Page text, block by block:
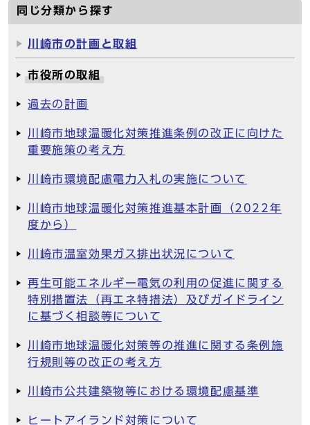
同じ分類から探す
川崎市の計画と取組
市役所の取組
過去の計画
川崎市地球温暖化対策推進条例の改正に向けた
重要施策の考え方
川崎市環境配慮電力入札の実施について
川崎市地球温暖化対策推進基本計画（2022年
度から）
川崎市温室効果ガス排出状況について
再生可能エネルギー電気の利用の促進に関する
特別措置法（再エネ特措法）及びガイドライン
に基づく相談等について
川崎市地球温暖化対策等の推進に関する条例施
行規則等の改正の考え方
川崎市公共建築物等における環境配慮基準
ヒートアイランド対策について